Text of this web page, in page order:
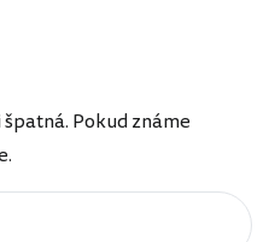
Pokud známe